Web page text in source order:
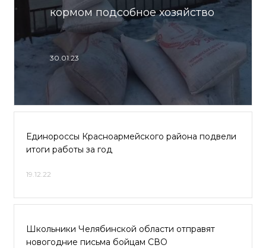
кормом подсобное хозяйство
30.01.23
Единороссы Красноармейского района подвели
итоги работы за год
19.12.22
Школьники Челябинской области отправят
новогодние письма бойцам СВО